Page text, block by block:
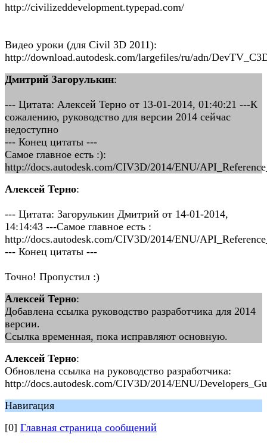
http://civilizeddevelopment.typepad.com/
Видео уроки (для Civil 3D 2011):
http://download.autodesk.com/largefiles/ru/adn/
Дмитрий Загорулькин:
--- Цитата: Алексей Терно от 13-01-2014, 01:40:21 ---К
сожалению, руководство для версии 2014 сейчас
недоступно
--- Конец цитаты ---
Самое главное есть :):
http://docs.autodesk.com/CIV3D/2014/ENU/
Алексей Терно:
--- Цитата: Загорулькин Дмитрий от 14-01-2014,
14:14:43 ---Самое главное есть :
http://docs.autodesk.com/CIV3D/2014/ENU/
--- Конец цитаты ---
Точно! Пропустил :)
Алексей Терно:
Добавлена ссылка руководство разработчика для 2014
версии.
Ссылка временная, пока исправляют основную.
Алексей Терно:
Обновлена ссылка на руководство разработчика:
http://docs.autodesk.com/CIV3D/2014/ENU/
Навигация
[0] Главная страница сообщений